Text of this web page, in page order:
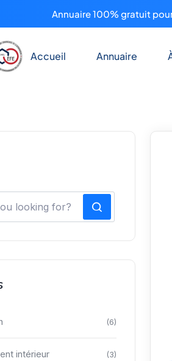
Annuaire 100% gratuit
Accueil Annuaire
(6)
intérieur (3)